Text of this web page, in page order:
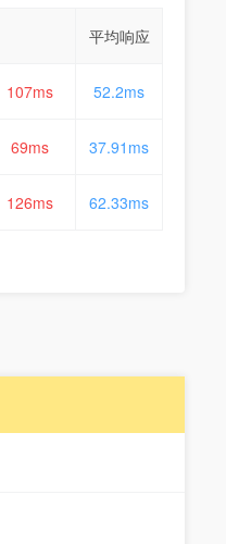
平均响应
107ms 52.2ms
69ms 37.91ms
126ms 62.33ms